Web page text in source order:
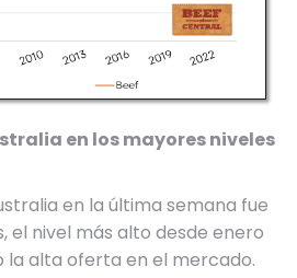
en los mayores niveles
en la última semana fue
el nivel más alto desde enero
la alta oferta en el mercado.